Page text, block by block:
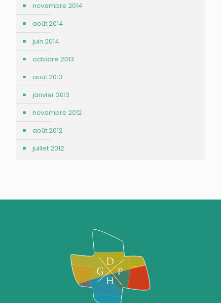
novembre 2014
août 2014
juin 2014
octobre 2013
août 2013
janvier 2013
novembre 2012
août 2012
juillet 2012